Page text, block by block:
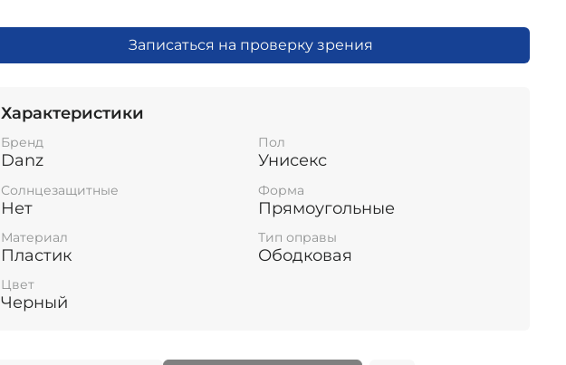
Записаться на проверку зрения
Характеристики
Бренд
Danz
Пол
Унисекс
Солнцезащитные
Нет
Форма
Прямоугольные
Материал
Пластик
Тип оправы
Ободковая
Цвет
Черный